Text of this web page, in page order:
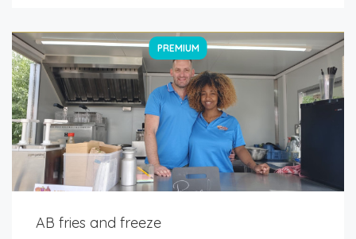
PREMIUM
AB fries and freeze